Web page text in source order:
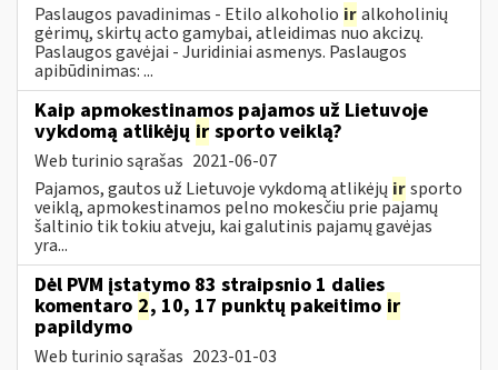
Paslaugos pavadinimas - Etilo alkoholio iralkoholinių
gėrimų, skirtų acto gamybai, atleidimas nuo akcizų.
Paslaugos gavėjai - Juridiniai asmenys. Paslaugos
apibūdinimas: ...
Kaip apmokestinamos pajamos už Lietuvoje
vykdomą atlikėjų ir sporto veiklą?
Web turinio sąrašas 2021-06-07
Pajamos, gautos už Lietuvoje vykdomą atlikėjų irsporto
veiklą, apmokestinamos pelno mokesčiu prie pajamų
šaltinio tik tokiu atveju, kai galutinis pajamų gavėjas
yra...
Dėl PVM įstatymo 83 straipsnio 1 dalies
komentaro 2, 10, 17 punktų pakeitimo ir
papildymo
Web turinio sąrašas 2023-01-03